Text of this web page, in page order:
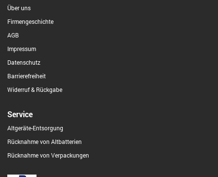
Über uns
Firmengeschichte
AGB
Impressum
Datenschutz
Barrierefreiheit
Widerruf & Rückgabe
Service
Altgeräte-Entsorgung
Rücknahme von Altbatterien
Rücknahme von Verpackungen